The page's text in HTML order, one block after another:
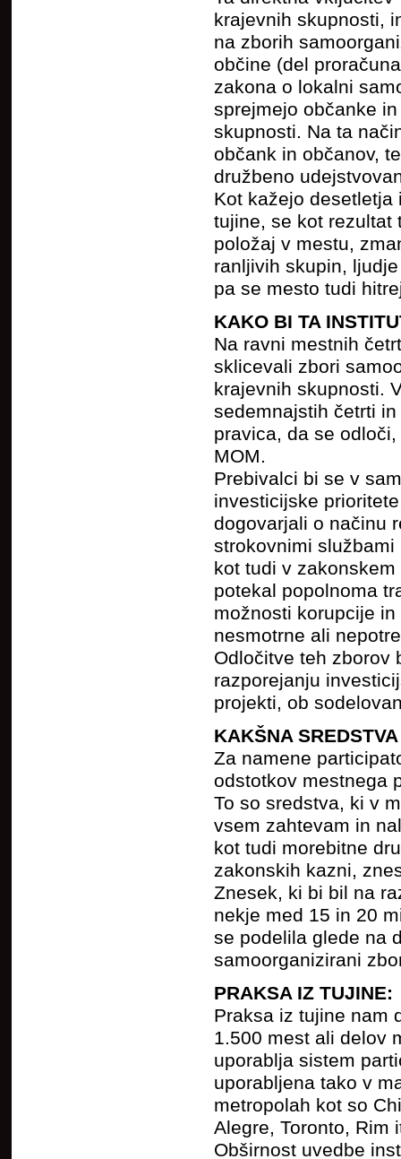
krajevnih skupnosti,
na zborih
občine (del
zakona o lokalni
sprejmejo občanke
skupnosti. Na ta
občank in občanov,
družbeno
Kot kažejo
tujine, se kot rezultat
položaj v mestu,
ranljivih skupin,
pa se mesto tudi
KAKO BI TA
Na ravni mestnih
sklicevali zbori
krajevnih skupnosti.
sedemnajstih četrti
pravica, da se
MOM.
Prebivalci bi se v
investicijske
dogovarjali o načinu
strokovnimi
kot tudi v
potekal popolnoma
možnosti korupcije
nesmotrne ali
Odločitve teh zborov
razporejanju
projekti, ob
KAKŠNA
Za namene
odstotkov mestnega
To so sredstva, ki v
vsem zahtevam in
kot tudi morebitne
zakonskih kazni,
Znesek, ki bi bil na
nekje med 15 in 20
se podelila glede na
samoorganizirani
PRAKSA IZ TUJINE:
Praksa iz tujine nam
1.500 mest ali delov
uporablja sistem
uporabljena tako v
metropolah kot so
Alegre, Toronto, Rim
Obširnost uvedbe